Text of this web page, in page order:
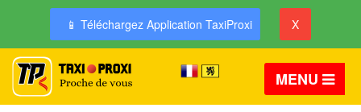
📱 Téléchargez Application TaxiProxi X
MENU